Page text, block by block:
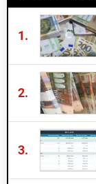
1.
2.
3.